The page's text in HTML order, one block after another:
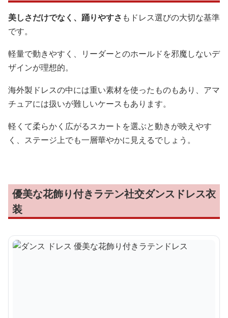
美しさだけでなく、踊りやすさ もドレス選びの大切な基準
です。
軽量で動きやすく、リーダーとのホールドを邪魔しないデ
ザインが理想的。
海外製ドレスの中には重い素材を使ったものもあり、アマ
チュアには扱いが難しいケースもあります。
軽くて柔らかく広がるスカートを選ぶと動きが映えやす
く、ステージ上でも一層華やかに見えるでしょう。
優美な花飾り付きラテン社交ダンスドレス衣
装